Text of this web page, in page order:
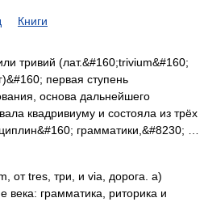
Книги
тривий (лат.&#160;trivium&#160;
первая ступень
основа дальнейшего
квадривиуму и состояла из трёх
грамматики,&#8230; …
от tres, три, и via, дорога. а)
века: грамматика, риторика и